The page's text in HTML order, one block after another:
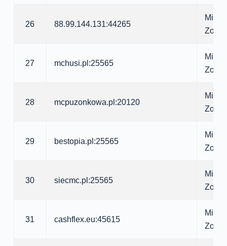
26 88.99.144.131:44265
27 mchusi.pl:25565
28 mcpuzonkowa.pl:20120
29 bestopia.pl:25565
30 siecmc.pl:25565
31 cashflex.eu:45615